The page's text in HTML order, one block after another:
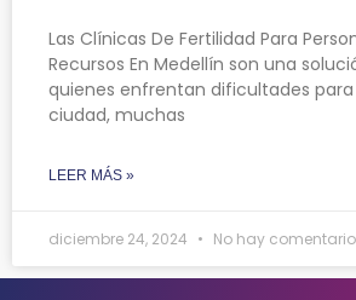
Las Clínicas De Fertilidad Para
Recursos En Medellín son una
quienes enfrentan dificultades para
ciudad, muchas
LEER MÁS »
diciembre 24, 2024 No hay